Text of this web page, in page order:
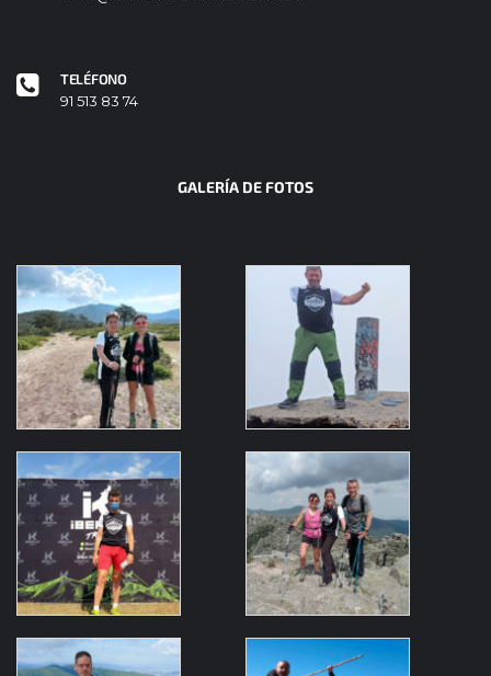
TELÉFONO
91 513 83 74
GALERÍA DE FOTOS